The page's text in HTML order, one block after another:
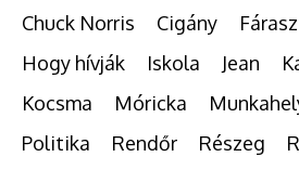
Chuck Norris
Cigány
Hogy hívják
Iskola Jean
Kocsma
Móricka
Politika
Rendőr Részeg